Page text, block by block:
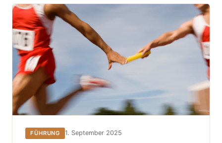
FÜHRUNG 1. September 2025